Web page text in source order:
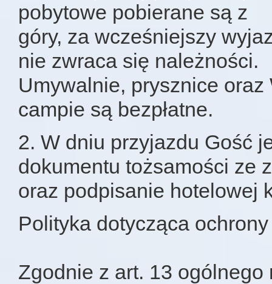
pobytowe pobierane są z
góry, za wcześniejszy
nie zwraca się należności.
Umywalnie, prysznice oraz
campie są bezpłatne.
2. W dniu przyjazdu Gość
dokumentu tożsamości ze
oraz podpisanie hotelowej
Polityka dotycząca
Zgodnie z art. 13